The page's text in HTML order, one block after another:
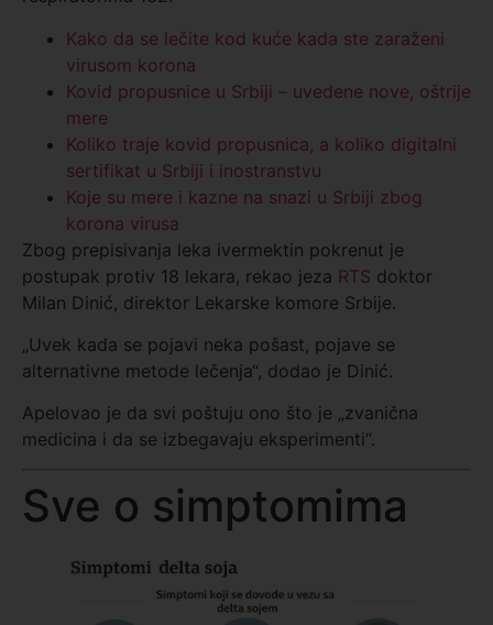
Kako da se lečite kod kuće kada ste zaraženi
virusom korona
Kovid propusnice u Srbiji – uvedene nove, oštrije
mere
Koliko traje kovid propusnica, a koliko digitalni
sertifikat u Srbiji i inostranstvu
Koje su mere i kazne na snazi u Srbiji zbog
korona virusa
Zbog prepisivanja leka ivermektin pokrenut je
postupak protiv 18 lekara, rekao jeza RTS doktor
Milan Dinić, direktor Lekarske komore Srbije.
„Uvek kada se pojavi neka pošast, pojave se
alternativne metode lečenja“, dodao je Dinić.
Apelovao je da svi poštuju ono što je „zvanična
medicina i da se izbegavaju eksperimenti“.
Sve o simptomima